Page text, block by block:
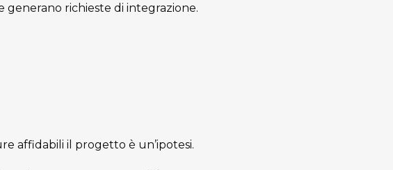
richieste di integrazione.
affidabili il progetto è un’ipotesi.